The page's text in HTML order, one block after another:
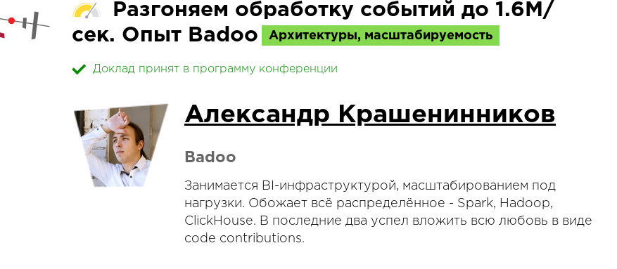
Разгоняем обработку событий до 1.6М/
сек. Опыт Badoo
Архитектуры, масштабируемость
Доклад принят в программу конференции
Александр Крашенинников
Badoo
Занимается BI-инфраструктурой, масштабированием под
нагрузки. Обожает всё распределённое - Spark, Hadoop,
ClickHouse. В последние два успел вложить всю любовь в виде
code contributions.